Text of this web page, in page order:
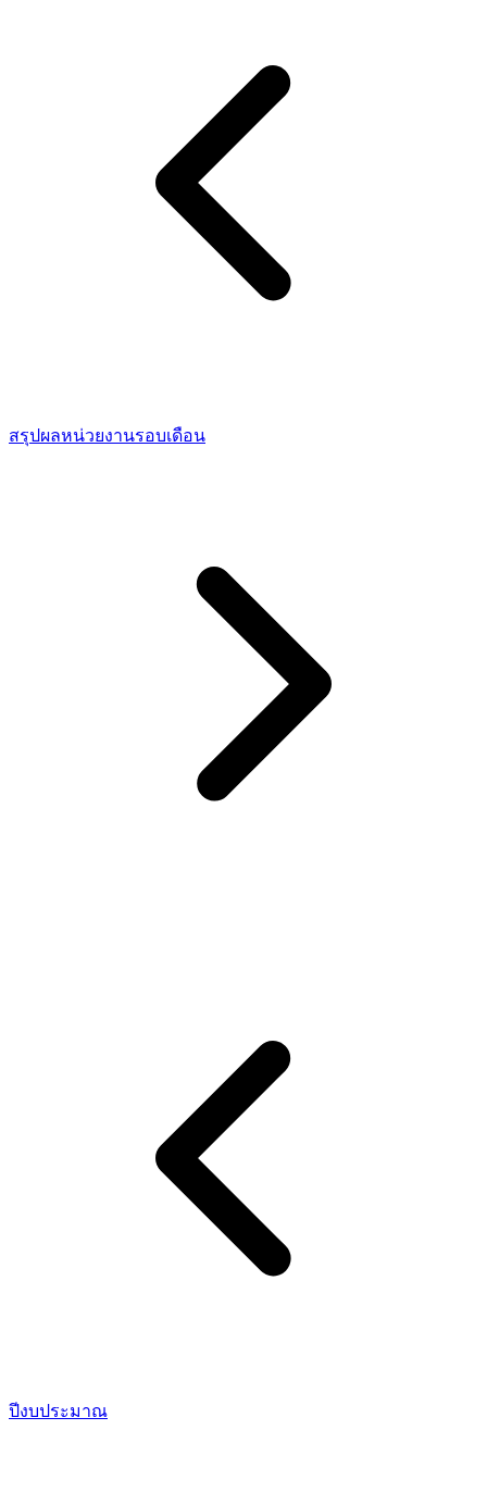
สรุปผลหน่วยงานรอบเดือน
ปีงบประมาณ